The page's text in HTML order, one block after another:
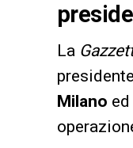
La
Milano